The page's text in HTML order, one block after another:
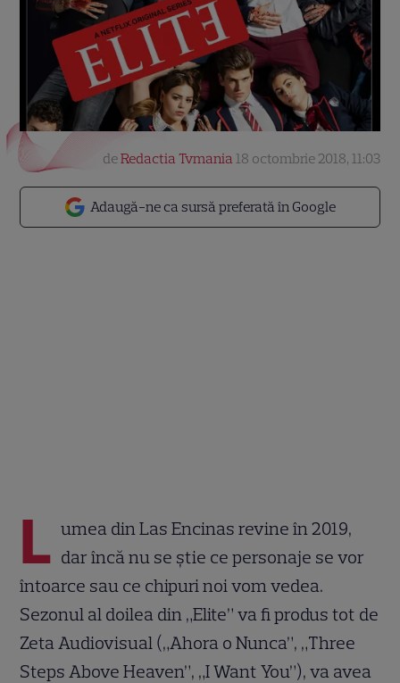
Adaugă-ne ca sursă preferată în Google
deRedactia Tvmania 18 octombrie 2018, 11:03
L umea din Las Encinas revine în 2019,
dar încă nu se știe ce personaje se vor
întoarce sau ce chipuri noi vom vedea.
Sezonul al doilea din „Elite” va fi produs tot de
Zeta Audiovisual („Ahora o Nunca”, „Three
Steps Above Heaven”, „I Want You”), va avea